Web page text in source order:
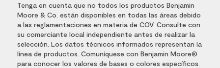
Tenga en cuenta que no todos los productos Benjamin
Moore & Co. están disponibles en todas las áreas debido
a las reglamentaciones en materia de COV. Consulte con
su comerciante local independiente antes de realizar la
selección. Los datos técnicos informados representan la
línea de productos. Comuníquese con Benjamin Moore®
para conocer los valores de bases o colores específicos.